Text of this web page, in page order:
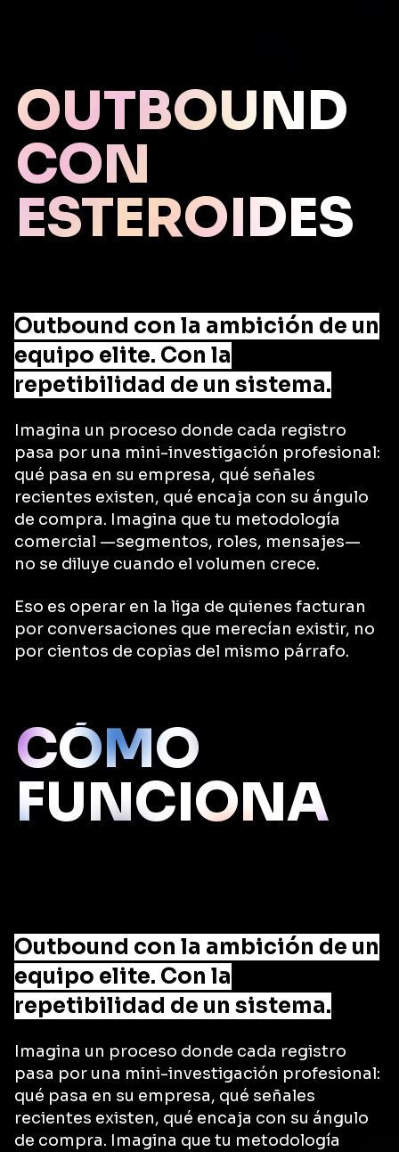
OUTBOUND
CON
ESTEROIDES
Outbound con la ambición de un
equipo elite. Con la
repetibilidad de un sistema.
Imagina un proceso donde cada registro
pasa por una mini-investigación profesional:
qué pasa en su empresa, qué señales
recientes existen, qué encaja con su ángulo
de compra. Imagina que tu metodología
comercial —segmentos, roles, mensajes—
no se diluye cuando el volumen crece.
Eso es operar en la liga de quienes facturan
por conversaciones que merecían existir, no
por cientos de copias del mismo párrafo.
CÓMO
FUNCIONA
Outbound con la ambición de un
equipo elite. Con la
repetibilidad de un sistema.
Imagina un proceso donde cada registro
pasa por una mini-investigación profesional:
qué pasa en su empresa, qué señales
recientes existen, qué encaja con su ángulo
de compra. Imagina que tu metodología